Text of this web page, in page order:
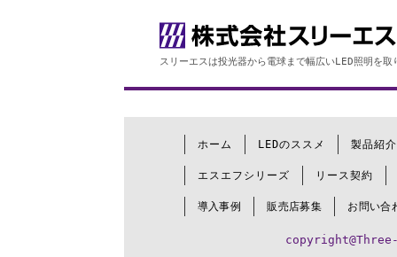
スリーエスは投光器から電球まで幅広いLED照明を取
ホーム LEDのススメ 製品紹介
エスエフシリーズ リース契約
導入事例 販売店募集 お問い合